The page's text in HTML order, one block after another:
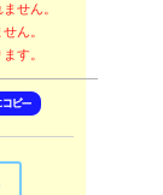
せん。
ん。
す。